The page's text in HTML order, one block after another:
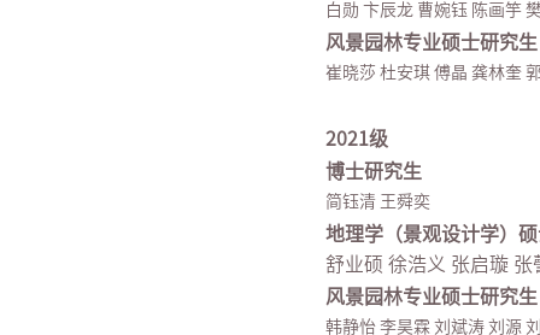
白勋 卞辰龙 曹婉钰 陈画竽
风景园林专业硕士研究
崔晓莎 杜安琪 傅晶 龚林奎
2021级
博士研究生
简钰清 王舜奕
地理学（景观设计学）
舒业硕 徐浩义 张启璇 张
风景园林专业硕士研究
韩静怡 李昊霖 刘斌涛 刘源